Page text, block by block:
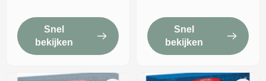
12,5×12,5cm (b×h) -
adventskalender
Snel
bekijken
adventskalender
Snel
bekijken